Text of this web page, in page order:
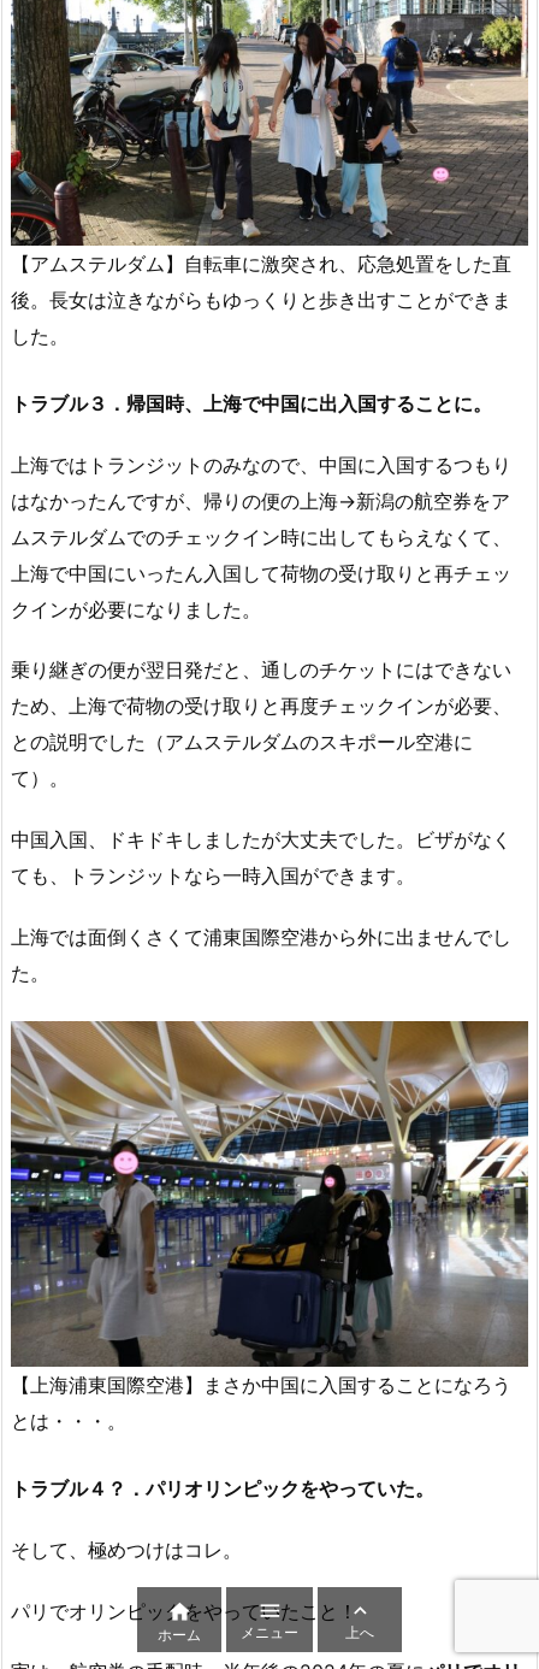
【アムステルダム】自転車に激突され、応急処置をした直
後。長女は泣きながらもゆっくりと歩き出すことができま
した。
トラブル３．帰国時、上海で中国に出入国することに。
上海ではトランジットのみなので、中国に入国するつもり
はなかったんですが、帰りの便の上海→新潟の航空券をア
ムステルダムでのチェックイン時に出してもらえなくて、
上海で中国にいったん入国して荷物の受け取りと再チェッ
クインが必要になりました。
乗り継ぎの便が翌日発だと、通しのチケットにはできない
ため、上海で荷物の受け取りと再度チェックインが必要、
との説明でした（アムステルダムのスキポール空港に
て）。
中国入国、ドキドキしましたが大丈夫でした。ビザがなく
ても、トランジットなら一時入国ができます。
上海では面倒くさくて浦東国際空港から外に出ませんでし
た。
【上海浦東国際空港】まさか中国に入国することになろう
とは・・・。
トラブル４？．パリオリンピックをやっていた。
そして、極めつけはコレ。
パリでオリンピックをやっていたこと！

ホーム

メニュー

上へ